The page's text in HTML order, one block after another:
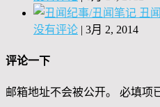
丑
没有评论 | 3月 2, 2014
评论一下
邮箱地址不会被公开。 必填项